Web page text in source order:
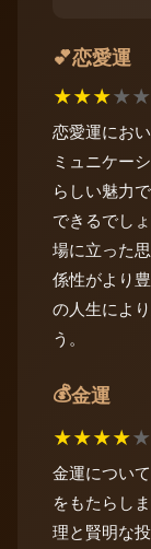
💕恋愛運
★★★★★
恋愛運にお
ミュニケー
らしい魅力
できるでし
場に立った
係性がより
の人生によ
う。
💰金運
★★★★★
金運につい
をもたらし
理と賢明な